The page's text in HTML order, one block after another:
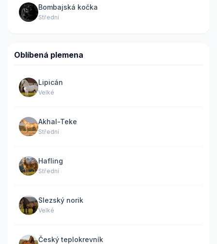
Bombajská kočka
Střední
Oblíbená plemena
Lipicán
Velké
Akhal-Teke
Střední
Hafling
Střední
Slezský norik
Velké
Český teplokrevník